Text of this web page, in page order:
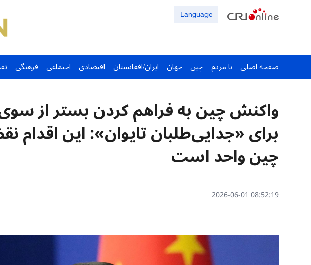
Language
صفحه اصلی با مردم چین جهان ایران/افغانستان اقتصادی اجتماعی فرهنگی
واکنش چین به فراهم کردن بستر از
برای «جدایی‌طلبان تایوان‌»: این
چین واحد است
08:52:19 2026-06-01